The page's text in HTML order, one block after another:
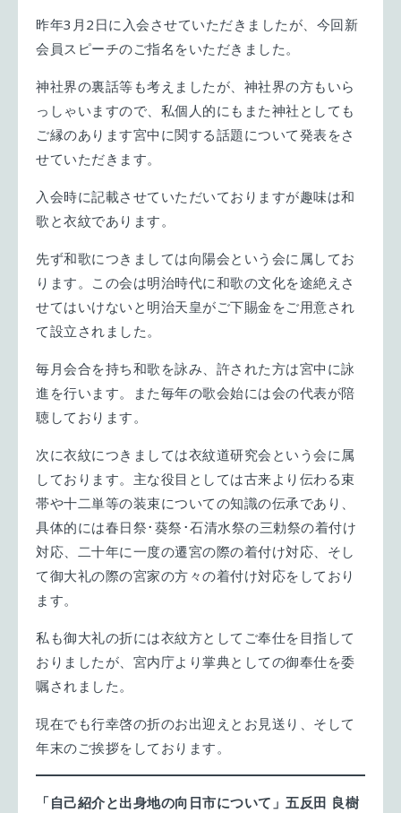
昨年3月2日に入会させていただきましたが、今回新
会員スピーチのご指名をいただきました。
神社界の裏話等も考えましたが、神社界の方もいら
っしゃいますので、私個人的にもまた神社としても
ご縁のあります宮中に関する話題について発表をさ
せていただきます。
入会時に記載させていただいておりますが趣味は和
歌と衣紋であります。
先ず和歌につきましては向陽会という会に属してお
ります。この会は明治時代に和歌の文化を途絶えさ
せてはいけないと明治天皇がご下賜金をご用意され
て設立されました。
毎月会合を持ち和歌を詠み、許された方は宮中に詠
進を行います。また毎年の歌会始には会の代表が陪
聴しております。
次に衣紋につきましては衣紋道研究会という会に属
しております。主な役目としては古来より伝わる束
帯や十二単等の装束についての知識の伝承であり、
具体的には春日祭･葵祭･石清水祭の三勅祭の着付け
対応、二十年に一度の遷宮の際の着付け対応、そし
て御大礼の際の宮家の方々の着付け対応をしており
ます。
私も御大礼の折には衣紋方としてご奉仕を目指して
おりましたが、宮内庁より掌典としての御奉仕を委
嘱されました。
現在でも行幸啓の折のお出迎えとお見送り、そして
年末のご挨拶をしております。
「自己紹介と出身地の向日市について」五反田 良樹